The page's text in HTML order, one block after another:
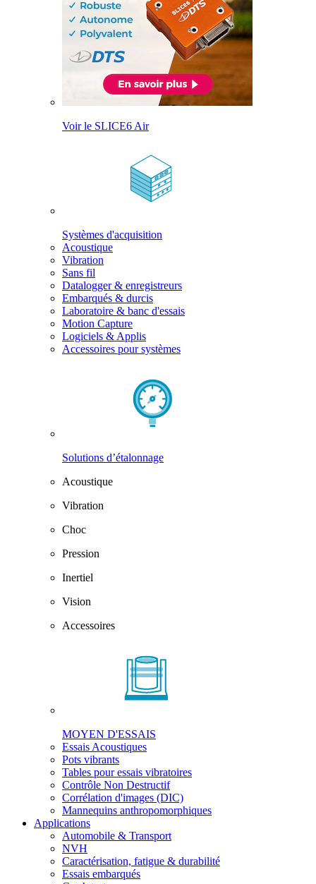
Voir le SLICE6 Air
Systèmes d'acquisition
Acoustique
Vibration
Sans fil
Datalogger & enregistreurs
Embarqués & durcis
Laboratoire & banc d'essais
Motion Capture
Logiciels & Applis
Accessoires pour systèmes
Solutions d’étalonnage
Acoustique
Vibration
Choc
Pression
Inertiel
Vision
Accessoires
MOYEN D'ESSAIS
Essais Acoustiques
Pots vibrants
Tables pour essais vibratoires
Contrôle Non Destructif
Corrélation d'images (DIC)
Mannequins anthropomorphiques
Applications
Automobile & Transport
NVH
Caractérisation, fatigue & durabilité
Essais embarqués